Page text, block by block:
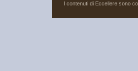
I contenuti di Eccellere sono